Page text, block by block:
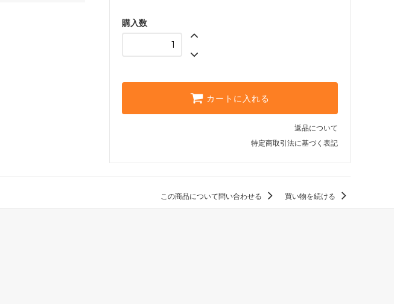
購入数
カートに入れる
返品について
特定商取引法に基づく表記
この商品について問い合わせる 買い物を続ける